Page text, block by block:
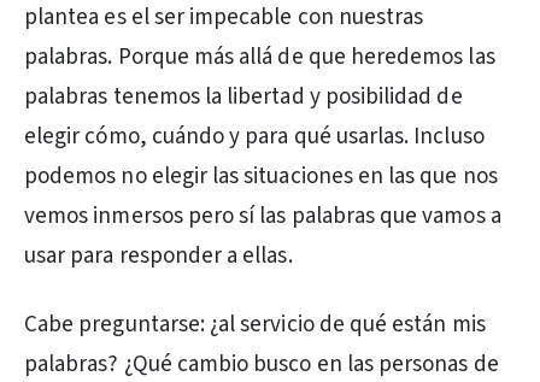
plantea es el ser impecable con nuestras
palabras. Porque más allá de que heredemos las
palabras tenemos la libertad y posibilidad de
elegir cómo, cuándo y para qué usarlas. Incluso
podemos no elegir las situaciones en las que nos
vemos inmersos pero sí las palabras que vamos a
usar para responder a ellas.
Cabe preguntarse: ¿al servicio de qué están mis
palabras? ¿Qué cambio busco en las personas de